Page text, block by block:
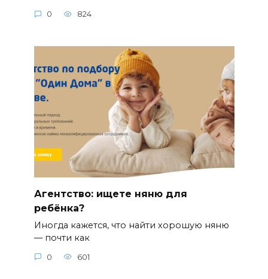
0 824
Агентство: ищете няню для
ребёнка?
Иногда кажется, что найти хорошую няню
— почти как
0 601